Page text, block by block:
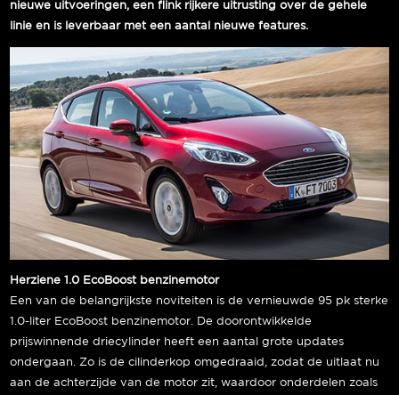
nieuwe uitvoeringen, een flink rijkere uitrusting over de gehele
linie en is leverbaar met een aantal nieuwe features.
Herziene 1.0 EcoBoost benzinemotor
Een van de belangrijkste noviteiten is de vernieuwde 95 pk sterke
1.0-liter EcoBoost benzinemotor. De doorontwikkelde
prijswinnende driecylinder heeft een aantal grote updates
ondergaan. Zo is de cilinderkop omgedraaid, zodat de uitlaat nu
aan de achterzijde van de motor zit, waardoor onderdelen zoals